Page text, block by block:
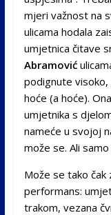
mjeri važnost na
ulicama hodala
umjetnica čitave
Abramović
podignute
hoće (a hoće).
umjetnika s
nameće u svojoj
može se. Ali
Može se tako čak
performans:
trakom, vezana